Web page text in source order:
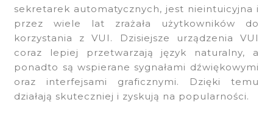
sekretarek automatycznych, jest nieintuicyjna i
przez wiele lat zrażała użytkowników do
korzystania z VUI. Dzisiejsze urządzenia VUI
coraz lepiej przetwarzają język naturalny, a
ponadto są wspierane sygnałami dźwiękowymi
oraz interfejsami graficznymi. Dzięki temu
działają skuteczniej i zyskują na popularności.